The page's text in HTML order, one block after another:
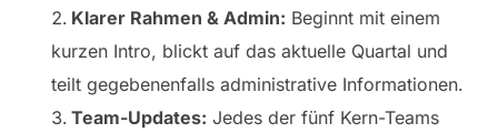
Klarer Rahmen & Admin: Beginnt mit einem
kurzen Intro, blickt auf das aktuelle Quartal und
teilt gegebenenfalls administrative Informationen.
Team-Updates: Jedes der fünf Kern-Teams